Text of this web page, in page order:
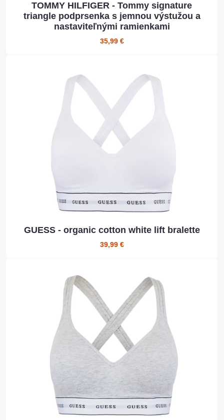
TOMMY HILFIGER - Tommy signature
triangle podprsenka s jemnou výstužou a
nastaviteľnými ramienkami
35,99 €
GUESS - organic cotton white lift bralette
39,99 €